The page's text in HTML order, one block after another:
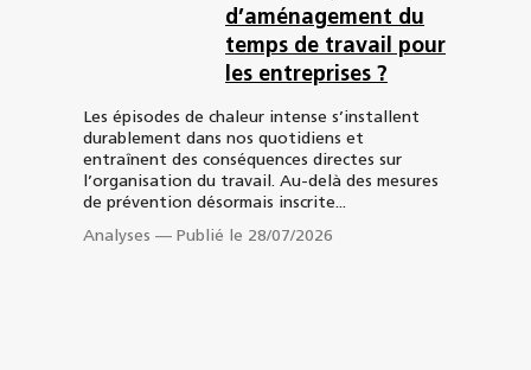
d’aménagement du
temps de travail pour
les entreprises ?
Les épisodes de chaleur intense s’installent
durablement dans nos quotidiens et
entraînent des conséquences directes sur
l’organisation du travail. Au-delà des mesures
de prévention désormais inscrite...
Analyses — Publié le 28/07/2026